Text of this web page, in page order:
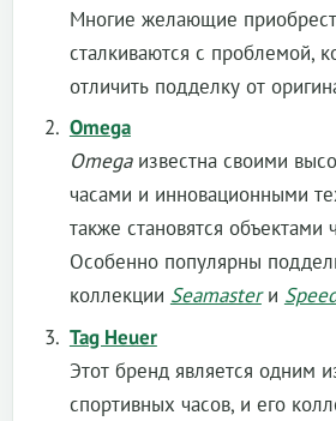
Многие желающие
сталкиваются с проблемой,
отличить подделку от
Omega
Omegaизвестна своими
часами и инновационными
также становятся объектами
Особенно популярны
коллекции Seamasterи
Tag Heuer
Этот бренд является одним
спортивных часов, и его